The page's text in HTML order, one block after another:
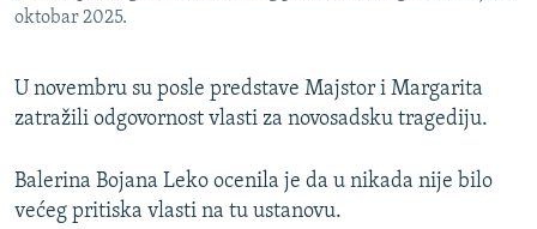
oktobar 2025.
U novembru su posle predstave Majstor i Margarita
zatražili odgovornost vlasti za novosadsku tragediju.
Balerina Bojana Leko ocenila je da u nikada nije bilo
većeg pritiska vlasti na tu ustanovu.